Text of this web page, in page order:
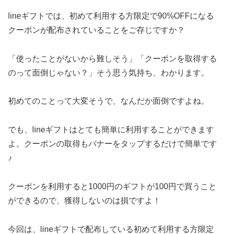
lineギフトでは、初めて利用する方限定で90%OFFになる
クーポンが配布されていることをご存じですか？
「使ったことがないから難しそう」「クーポンを取得する
のって面倒じゃない？」そう思う気持ち、わかります。
初めてのことって大変そうで、なんだか面倒ですよね。
でも、lineギフトはとても簡単に利用することができます
よ。クーポンの取得もバナーをタップするだけで簡単です
♪
クーポンを利用すると1000円のギフトが100円で買うこと
ができるので、獲得しないのは損ですよ！
今回は、lineギフトで配布している初めて利用する方限定